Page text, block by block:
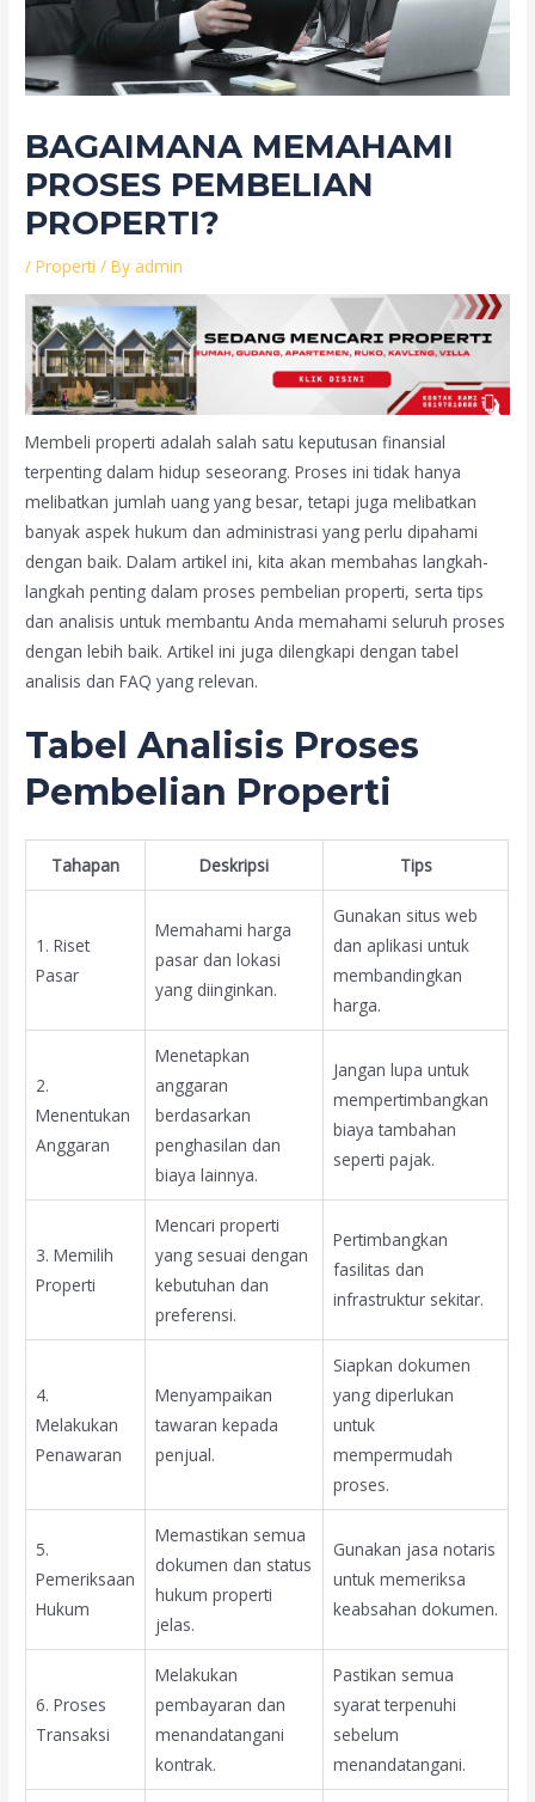
BAGAIMANA MEMAHAMI
PROSES PEMBELIAN
PROPERTI?
/Properti / By admin
Membeli properti adalah salah satu keputusan finansial
terpenting dalam hidup seseorang. Proses ini tidak hanya
melibatkan jumlah uang yang besar, tetapi juga melibatkan
banyak aspek hukum dan administrasi yang perlu dipahami
dengan baik. Dalam artikel ini, kita akan membahas langkah-
langkah penting dalam proses pembelian properti, serta tips
dan analisis untuk membantu Anda memahami seluruh proses
dengan lebih baik. Artikel ini juga dilengkapi dengan tabel
analisis dan FAQ yang relevan.
Tabel Analisis Proses
Pembelian Properti
Tahapan Deskripsi Tips
1. Riset
Pasar
Memahami harga
pasar dan lokasi
yang diinginkan.
Gunakan situs web
dan aplikasi untuk
membandingkan
harga.
2.
Menentukan
Anggaran
Menetapkan
anggaran
berdasarkan
penghasilan dan
biaya lainnya.
Jangan lupa untuk
mempertimbangkan
biaya tambahan
seperti pajak.
3. Memilih
Properti
Mencari properti
yang sesuai dengan
kebutuhan dan
preferensi.
Pertimbangkan
fasilitas dan
infrastruktur sekitar.
4.
Melakukan
Penawaran
Menyampaikan
tawaran kepada
penjual.
Siapkan dokumen
yang diperlukan
untuk
mempermudah
proses.
5.
Pemeriksaan
Hukum
Memastikan semua
dokumen dan status
hukum properti
jelas.
Gunakan jasa notaris
untuk memeriksa
keabsahan dokumen.
6. Proses
Transaksi
Melakukan
pembayaran dan
menandatangani
kontrak.
Pastikan semua
syarat terpenuhi
sebelum
menandatangani.